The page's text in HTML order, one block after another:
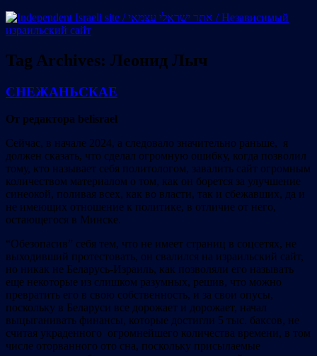
Tag Archives: Леонид Лыч
СНЕЖАНЬСКАЕ
От редактора belisrael
Сейчас, в начале 2024, а следовало значительно раньше, я
должен сказать, что сделал огромную ошибку, когда позволил
тому, кто называет себя политологом, завалить сайт огромным
количеством материалом о том, как он борется за улучшение
синеокой, поливая всех, как во власти, так и сбежавших, да и
не имеющих отношение к политике, в отличие от него,
остающегося в Минске.
“Обезопасив” себя тем, что не имеет страниц в соцсетях, не
выходивший протестовать, он свалился на израильский сайт,
но никак не Беларусь-Израиль, как позволяли его называть
еще некоторые из слишком разумных, решив, что можно
превратить его в свою собственность, и за свои опусы,
поскольку в Беларуси все дорожает и дорожает, начал
выцыганивать финансы, которые достигли 5 тыс. баксов, не
считая украденного огромнейшего количества времени, в том
числе оторванного ото сна, поскольку присылаемые